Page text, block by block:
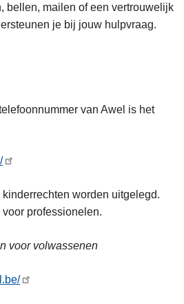
bellen, mailen of een vertrouwelijk
je bij jouw hulpvraag.
van Awel is het
worden uitgelegd.
professionelen.
voor volwassenen